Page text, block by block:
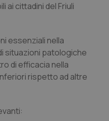
Ulcerosa
neurodegenerative
ai cittadini del Friuli
essenziali nella
situazioni patologiche
di efficacia nella
rispetto ad altre